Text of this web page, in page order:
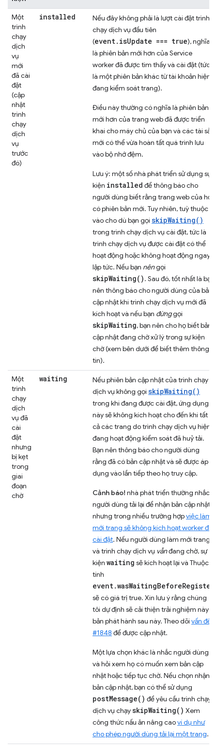
Một
trình
chạy
dịch
vụ
mới
đã cài
đặt
(cập
nhật
trình
chạy
dịch
vụ
trước
đó)
installed
Nếu đây không phải là lượt cài đặt trình
chạy dịch vụ đầu tiên
(event.isUpdate === true), nghĩa
là phiên bản mới hơn của Service
worker đã được tìm thấy và cài đặt (tức
là một phiên bản khác từ tài khoản hiện
đang kiểm soát trang).
Điều này thường có nghĩa là phiên bản
mới hơn của trang web đã được triển
khai cho máy chủ của bạn và các tài sản
mới có thể vừa hoàn tất quá trình lưu
vào bộ nhớ đệm.
Lưu ý: một số nhà phát triển sử dụng sự
kiện installed để thông báo cho
người dùng biết rằng trang web của họ
có phiên bản mới. Tuy nhiên, tuỳ thuộc
vào cho dù bạn gọi skipWaiting()
trong trình chạy dịch vụ cài đặt, tức là
trình chạy dịch vụ được cài đặt có thể
hoạt động hoặc không hoạt động ngay
lập tức. Nếu bạn nêngọi
skipWaiting(). Sau đó, tốt nhất là bạn
nên thông báo cho người dùng của bản
cập nhật khi trình chạy dịch vụ mới đã
kích hoạt và nếu bạn đừnggọi
skipWaiting, bạn nên cho họ biết bản
cập nhật đang chờ xử lý trong sự kiện
chờ (xem bên dưới để biết thêm thông
tin).
Một
trình
chạy
dịch
vụ đã
cài
đặt
nhưng
bị kẹt
trong
giai
đoạn
chờ
waiting
Nếu phiên bản cập nhật của trình chạy
dịch vụ không gọi skipWaiting()
trong khi đang được cài đặt, ứng dụng
này sẽ không kích hoạt cho đến khi tất
cả các trang do trình chạy dịch vụ hiện
đang hoạt động kiểm soát đã huỷ tải.
Bạn nên thông báo cho người dùng
rằng đã có bản cập nhật và sẽ được áp
dụng vào lần tiếp theo họ truy cập.
Cảnh báo! nhà phát triển thường nhắc
người dùng tải lại để nhận bản cập nhật,
nhưng trong nhiều trường hợpviệc làm
mới trang sẽ không kích hoạt worker đã
cài đặt. Nếu người dùng làm mới trang
và trình chạy dịch vụ vẫnđang chờ, sự
kiện waiting sẽ kích hoạt lại và Thuộc
tính
event.wasWaitingBeforeRegister
sẽ có giá trị true. Xin lưu ý rằng chúng
tôi dự định sẽ cải thiện trải nghiệm này ở
bản phát hành sau này. Theo dõi vấn đề
#1848 để được cập nhật.
Một lựa chọn khác là nhắc người dùng
và hỏi xem họ có muốn xem bản cập
nhật hoặc tiếp tục chờ. Nếu chọn nhận
bản cập nhật, bạn có thể sử dụng
postMessage() để yêu cầu trình chạy
dịch vụ chạyskipWaiting() Xem
công thức nấu ăn nâng caoví dụ như
cho phép người dùng tải lại một trang.